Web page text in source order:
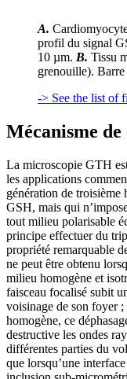
A.
profil du signal
10 µm. B. Tissu
grenouille).
-> See the list of
Mécanisme
La microscopie GTH
les applications
génération de troisième
GSH, mais qui
tout milieu polarisable
principe effectuer du
propriété remarquable
ne peut être obtenu
milieu homogène et
faisceau focalisé subit
voisinage de son foyer
homogène, ce
destructive les ondes
différentes parties du
que lorsqu’une